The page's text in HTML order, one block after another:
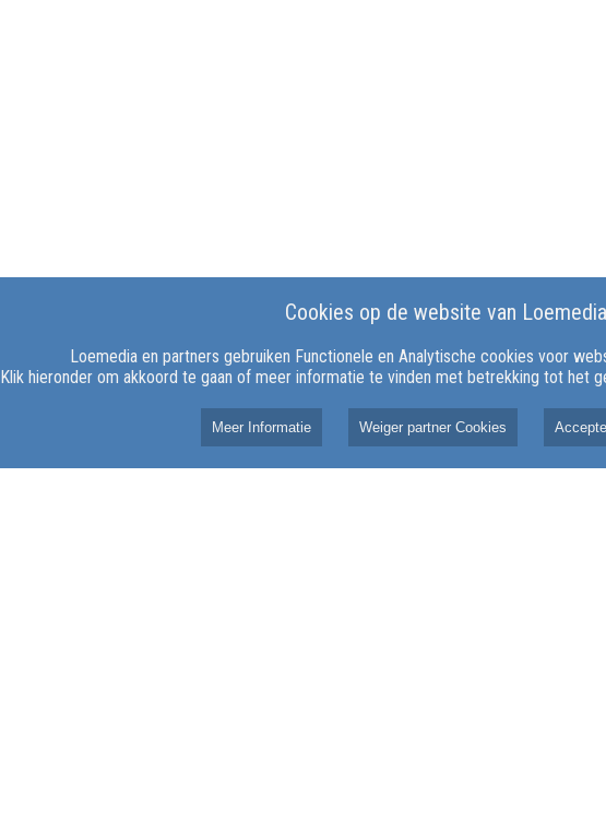
Cookies op de website van Loemedia
Loemedia en partners gebruiken Functionele en Analytische cookies voor
Klik hieronder om akkoord te gaan of meer informatie te vinden met betrekking tot het
Meer Informatie Weiger partner Cookies